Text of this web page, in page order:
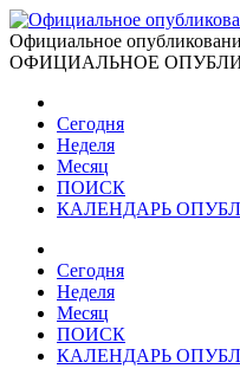
Официальное
ОФИЦИАЛЬНОЕ
Сегодня
Неделя
Месяц
ПОИСК
КАЛЕНДАРЬ
Сегодня
Неделя
Месяц
ПОИСК
КАЛЕНДАРЬ